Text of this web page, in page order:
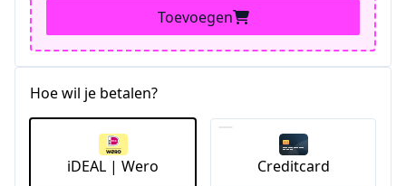
Toevoegen
Hoe wil je betalen?
iDEAL | Wero Creditcard